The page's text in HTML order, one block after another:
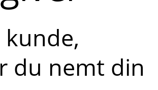
kunde,
du nemt din